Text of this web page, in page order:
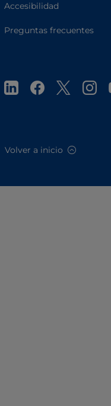
Accesibilidad
Preguntas frecuentes
Volver a inicio